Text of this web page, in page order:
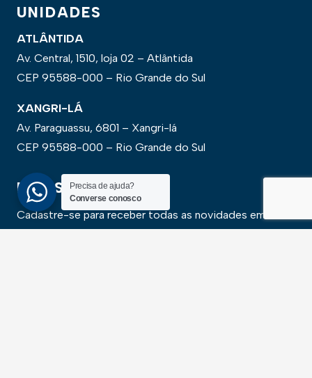
UNIDADES
ATLÂNTIDA
Av. Central, 1510, loja 02 – Atlântida
CEP 95588-000 – Rio Grande do Sul
XANGRI-LÁ
Av. Paraguassu, 6801 – Xangri-lá
CEP 95588-000 – Rio Grande do Sul
NEWSLLETER
Cadastre-se para receber todas as novidades em
Precisa de ajuda?
Converse conosco